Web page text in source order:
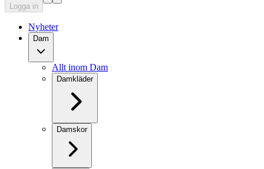
Logga in
Nyheter
Dam
Allt inom Dam
Damkläder
Damskor